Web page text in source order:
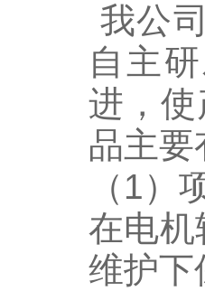
我公
自主
进，
品主要
（1
在电机
维护下